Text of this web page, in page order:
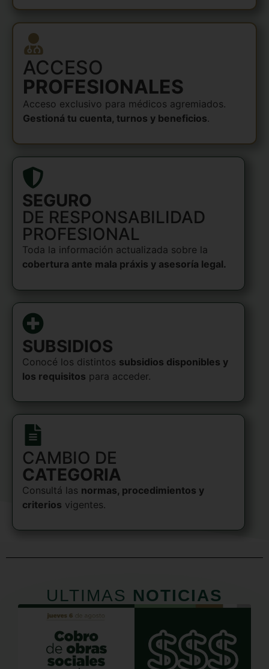
ACCESO
PROFESIONALES
Acceso exclusivo para médicos agremiados.
Gestioná tu cuenta, turnos y beneficios.
SEGURO
DE RESPONSABILIDAD
PROFESIONAL
Toda la información actualizada sobre la
cobertura ante mala práxis y asesoría legal.
SUBSIDIOS
Conocé los distintos subsidios disponibles y
los requisitos para acceder.
CAMBIO DE
CATEGORIA
Consultá las normas, procedimientos y
criterios vigentes.
ULTIMAS NOTICIAS